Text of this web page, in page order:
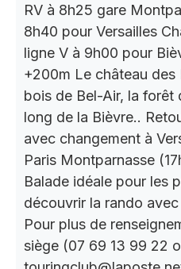
RV à 8h25 gare
8h40 pour Versailles
ligne V à 9h00 pour
+200m Le château des
bois de Bel-Air, la forêt
long de la Bièvre..
avec changement à
Paris Montparnasse
Balade idéale pour les
découvrir la rando
Pour plus de
siège (07 69 13 99 22